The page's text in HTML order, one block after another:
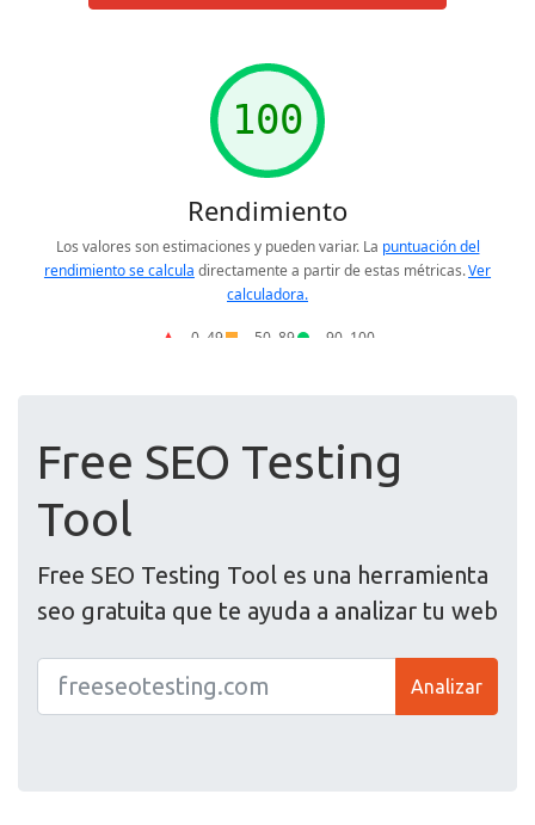
Free SEO Testing
Tool
Free SEO Testing Tool es una herramienta
seo gratuita que te ayuda a analizar tu web
Analizar